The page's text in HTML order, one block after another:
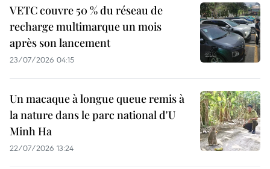
VETC couvre 50 % du réseau de
recharge multimarque un mois
après son lancement
23/07/2026 04:15
Un macaque à longue queue remis à
la nature dans le parc national d'U
Minh Ha
22/07/2026 13:24